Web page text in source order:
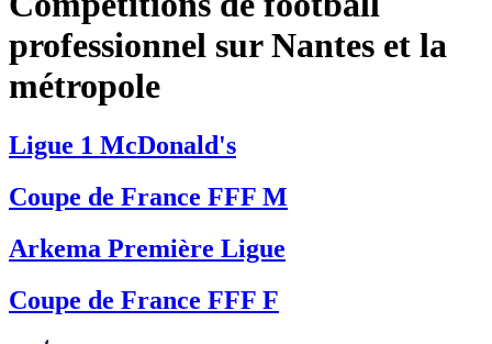
professionnel sur Nantes et la
métropole
Ligue 1 McDonald's
Coupe de France FFF M
Arkema Première Ligue
Coupe de France FFF F